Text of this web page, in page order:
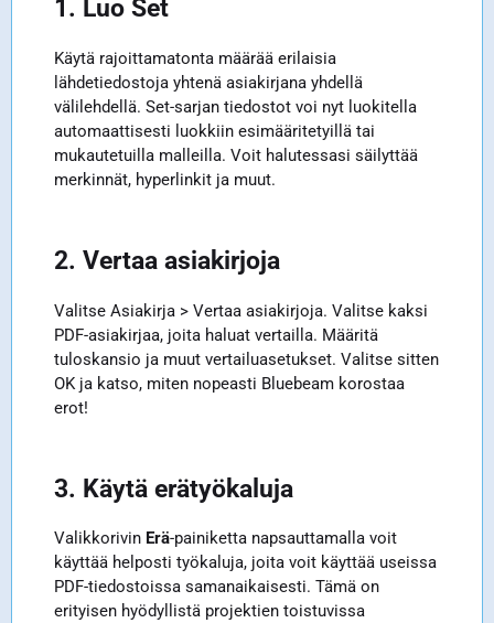
1. Luo Set
Käytä rajoittamatonta määrää erilaisia
lähdetiedostoja yhtenä asiakirjana yhdellä
välilehdellä. Set-sarjan tiedostot voi nyt luokitella
automaattisesti luokkiin esimääritetyillä tai
mukautetuilla malleilla. Voit halutessasi säilyttää
merkinnät, hyperlinkit ja muut.
2. Vertaa asiakirjoja
Valitse Asiakirja > Vertaa asiakirjoja. Valitse kaksi
PDF-asiakirjaa, joita haluat vertailla. Määritä
tuloskansio ja muut vertailuasetukset. Valitse sitten
OK ja katso, miten nopeasti Bluebeam korostaa
erot!
3. Käytä erätyökaluja
Valikkorivin Erä-painiketta napsauttamalla voit
käyttää helposti työkaluja, joita voit käyttää useissa
PDF-tiedostoissa samanaikaisesti. Tämä on
erityisen hyödyllistä projektien toistuvissa